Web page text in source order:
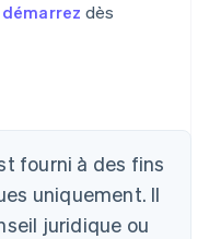
démarrez dès
fourni à des fins
uniquement. Il
juridique ou